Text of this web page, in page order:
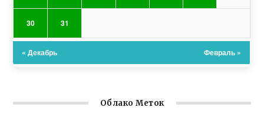
30 31
« Декабрь Февраль »
Облако Меток